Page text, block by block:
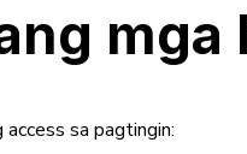
sa pagtingin: